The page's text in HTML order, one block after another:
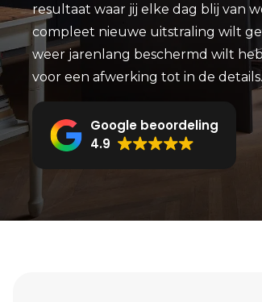
resultaat waar jij elke dag blij van
compleet nieuwe uitstraling wilt
weer jarenlang beschermd wilt
voor een afwerking tot in de details.
Google beoordeling
4.9